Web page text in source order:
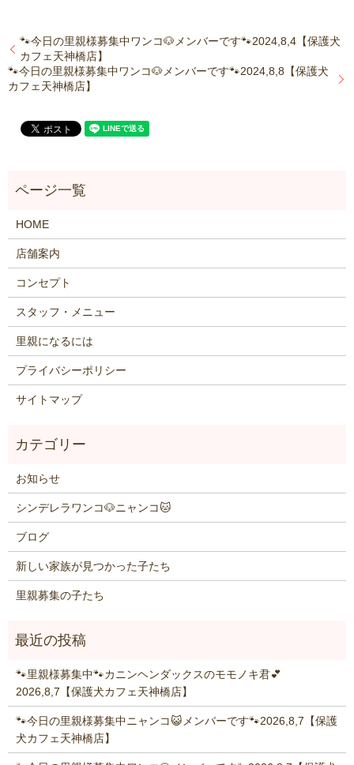
🐾今日の里親様募集中ワンコ🐶メンバーです🐾2024,8,4【保護犬
カフェ天神橋店】
🐾今日の里親様募集中ワンコ🐶メンバーです🐾2024,8,8【保護犬
カフェ天神橋店】
HOME
店舗案内
コンセプト
スタッフ・メニュー
里親になるには
プライバシーポリシー
サイトマップ
お知らせ
シンデレラワンコ🐶ニャンコ🐱
ブログ
新しい家族が見つかった子たち
里親募集の子たち
🐾里親様募集中🐾カニンヘンダックスのモモノキ君💕
2026,8,7【保護犬カフェ天神橋店】
🐾今日の里親様募集中ニャンコ😺メンバーです🐾2026,8,7【保護
犬カフェ天神橋店】